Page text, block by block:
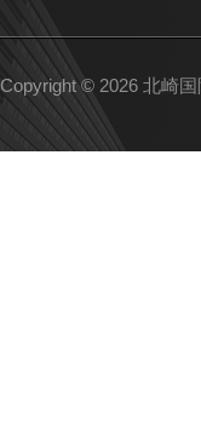
Copyright © 2026 北崎